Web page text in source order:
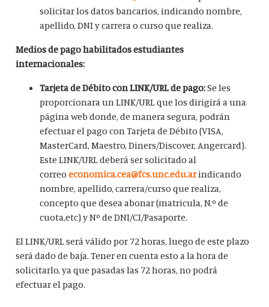
solicitar los datos bancarios, indicando nombre,
apellido, DNI y carrera o curso que realiza.
Medios de pago habilitados estudiantes
internacionales:
Tarjeta de Débito con LINK/URL de pago:Se les
proporcionara un LINK/URL que los dirigirá a una
página web donde, de manera segura, podrán
efectuar el pago con Tarjeta de Débito (VISA,
MasterCard, Maestro, Diners/Discover, Angercard).
Este LINK/URL deberá ser solicitado al
correoeconomica.cea@fcs.unc.edu.arindicando
nombre, apellido, carrera/curso que realiza,
concepto que desea abonar (matricula, N.º de
cuota,etc) y Nº de DNI/CI/Pasaporte.
El LINK/URL será válido por 72 horas, luego de este plazo
será dado de baja. Tener en cuenta esto a la hora de
solicitarlo, ya que pasadas las 72 horas, no podrá
efectuar el pago.